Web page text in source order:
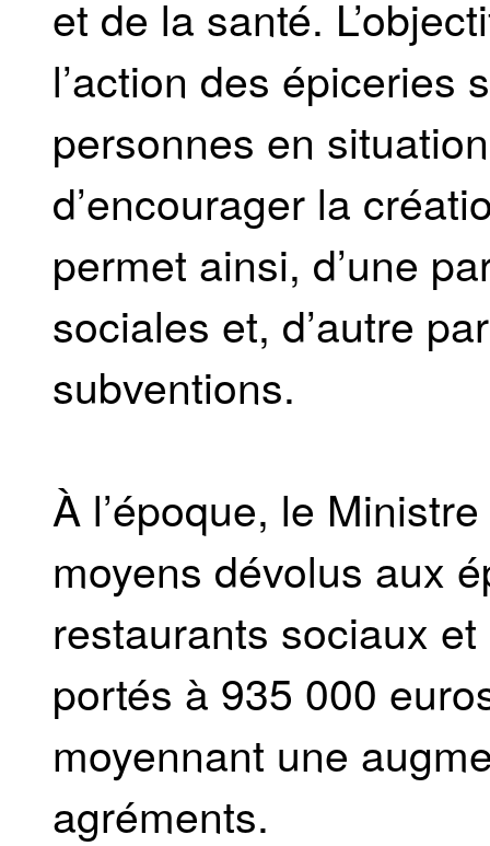
et de la santé.
l’action des épiceries
personnes en
d’encourager la
permet ainsi, d’une
sociales et, d’autre
subventions.
À l’époque, le
moyens dévolus aux
restaurants sociaux
portés à 935 000
moyennant une
agréments.